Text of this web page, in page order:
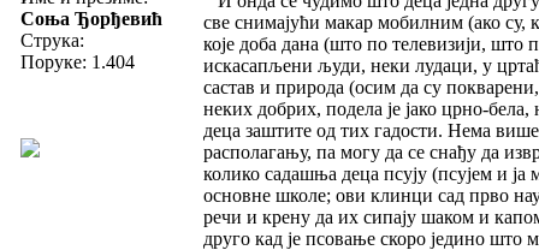
Соња Ђорђевић
Струка:
Поруке: 1.404
све снимајући макар мобилним (ако су,
које доба дана (што по телевизији, што
искасапљени људи, неки лудаци, у
састав и природа (осим да су
неких добрих, подела је јако црно-
деца заштите од тих гадости. Нема
располагању, па могу да се снађу да
колико садашња деца псују (псујем и
основне школе; ови клинци сад прво
речи и крену да их сипају шаком и
друго кад је псовање скоро једино што